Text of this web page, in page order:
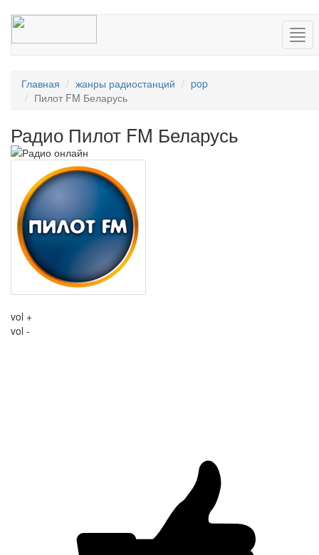
Главная жанры радиостанций
pop
Пилот FM Беларусь
Радио Пилот FM Беларусь
vol +
vol -